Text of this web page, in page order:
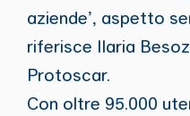
aziende’, aspetto
riferisce Ilaria
Protoscar.
Con oltre 95.000